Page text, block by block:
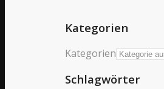
Kategorien
Kategorien
Schlagwörter